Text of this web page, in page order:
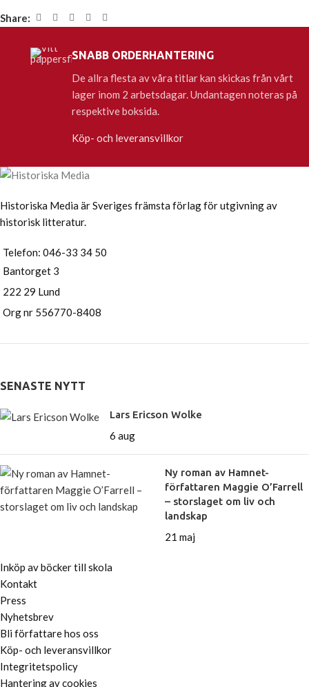
Share:
SNABB ORDERHANTERING
De allra flesta av våra titlar kan skickas från vårt
lager inom 2 arbetsdagar. Undantagen noteras på
respektive boksida.
Köp- och leveransvillkor
Historiska Media är Sveriges främsta förlag för utgivning av
historisk litteratur.
Telefon: 046-33 34 50
Bantorget 3
222 29 Lund
Org nr 556770-8408
SENASTE NYTT
Lars Ericson Wolke
6 aug
Ny roman av Hamnet-
författaren Maggie O’Farrell
– storslaget om liv och
landskap
21 maj
Inköp av böcker till skola
Kontakt
Press
Nyhetsbrev
Bli författare hos oss
Köp- och leveransvillkor
Integritetspolicy
Hantering av cookies